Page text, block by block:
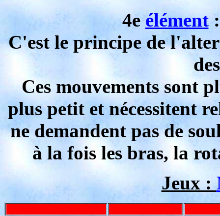
4e élément:
C'est le principe de
Ces mouvements sont
plus petit et nécessitent
ne demandent pas de
à la fois les bras, la
Jeux :